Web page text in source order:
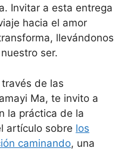
Invitar a esta entrega
hacia el amor
llevándonos
ser.
de las
Ma, te invito a
la práctica de la
artículo sobre los
caminando, una